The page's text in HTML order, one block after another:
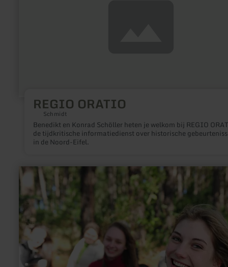
REGIO ORATIO
Schmidt
Benedikt en Konrad Schöller heten je welkom bij REGIO
de tijdkritische informatiedienst over historische
in de Noord-Eifel.
meer
informatie
FTB-
Adventures